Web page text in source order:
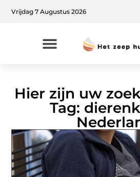
Vrijdag 7 Augustus 2026
Hier zijn uw
Tag: